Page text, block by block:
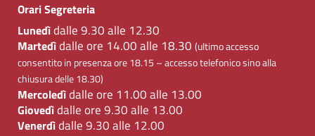
Orari Segreteria
Lunedìdalle 9.30 alle 12.30
Martedìdalle ore 14.00 alle 18.30 (ultimo accesso
consentito in presenza ore 18.15 – accesso telefonico sino alla
chiusura delle 18.30)
Mercoledìdalle ore 11.00 alle 13.00
Giovedìdalle ore 9.30 alle 13.00
Venerdìdalle 9.30 alle 12.00